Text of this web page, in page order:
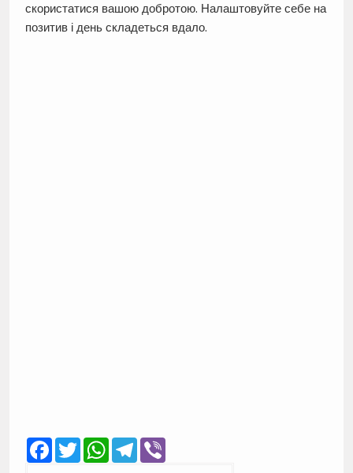
скористатися вашою добротою. Налаштовуйте себе на
позитив і день складеться вдало.
Facebook
TwitterWhatsApp
Telegram
Viber